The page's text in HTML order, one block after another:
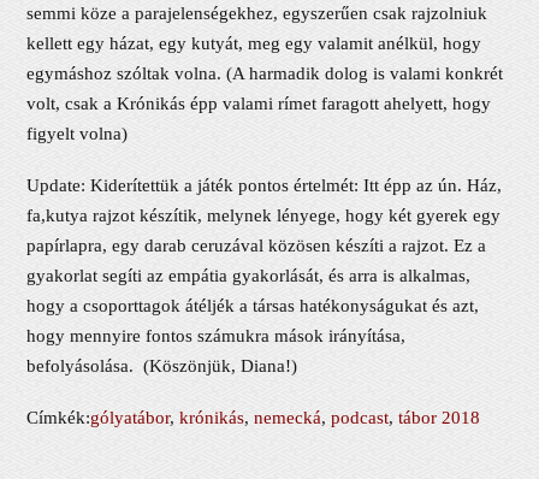
semmi köze a parajelenségekhez, egyszerűen csak rajzolniuk
kellett egy házat, egy kutyát, meg egy valamit anélkül, hogy
egymáshoz szóltak volna. (A harmadik dolog is valami konkrét
volt, csak a Krónikás épp valami rímet faragott ahelyett, hogy
figyelt volna)
Update: Kiderítettük a játék pontos értelmét: Itt épp az ún. Ház,
fa,kutya rajzot készítik, melynek lényege, hogy két gyerek egy
papírlapra, egy darab ceruzával közösen készíti a rajzot. Ez a
gyakorlat segíti az empátia gyakorlását, és arra is alkalmas,
hogy a csoporttagok átéljék a társas hatékonyságukat és azt,
hogy mennyire fontos számukra mások irányítása,
befolyásolása. (Köszönjük, Diana!)
Címkék:gólyatábor,krónikás,nemecká,podcast,tábor 2018